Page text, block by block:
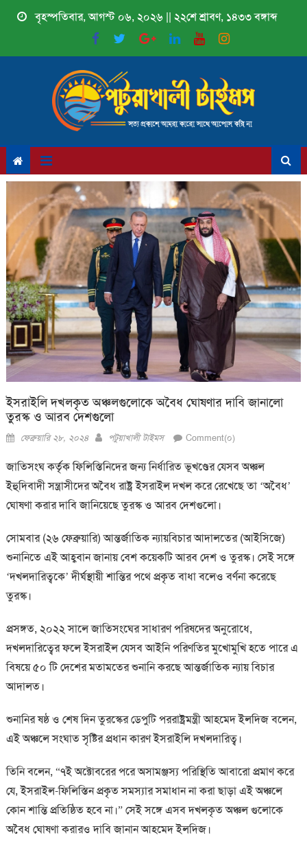
Skip
বৃহস্পতিবার, আগস্ট ০৬, ২০২৬ || ২২শে শ্রাবণ, ১৪৩৩ বঙ্গাব্দ
ইসরাইলি দখলকৃত অঞ্চলগুলোকে অবৈধ ঘোষণার দাবি জানালো
তুরস্ক ও আরব দেশগুলো
Posted
ফেব্রুয়ারি ২৮, ২০২৪ Author
পটুয়াখালী টাইমস Comment(০)
জাতিসংঘ কর্তৃক ফিলিস্তিনিদের জন্য নির্ধারিত ভূখণ্ডের যেসব অঞ্চল
ইহুদিবাদী সন্ত্রাসীদের অবৈধ রাষ্ট্র ইসরাইল দখল করে রেখেছে তা ‘অবৈধ’
ঘোষণা করার দাবি জানিয়েছে তুরস্ক ও আরব দেশগুলো।
সোমবার (২৬ ফেব্রুয়ারি) আন্তর্জাতিক ন্যায়বিচার আদালতের (আইসিজে)
শুনানিতে এই আহ্ববান জানায় বেশ কয়েকটি আরব দেশ ও তুরস্ক। সেই সঙ্গে
‘দখলদারিত্বকে’ দীর্ঘস্থায়ী শান্তির পথে প্রকৃত বাধা বলেও বর্ণনা করেছে
তুরস্ক।
প্রসঙ্গত, ২০২২ সালে জাতিসংঘের সাধারণ পরিষদের অনুরোধে,
দখলদারিত্বের ফলে ইসরাইল যেসব আইনি পরিণতির মুখোমুখি হতে পারে এ
বিষয়ে ৫০ টি দেশের মতামতের শুনানি করছে আন্তর্জাতিক ন্যায় বিচার
আদালত।
শুনানির ষষ্ঠ ও শেষ দিন তুরস্কের ডেপুটি পররাষ্ট্রমন্ত্রী আহমেদ ইলদিজ বলেন,
এই অঞ্চলে সংঘাত সৃষ্টির প্রধান কারণ ইসরাইলি দখলদারিত্ব।
তিনি বলেন, “৭ই অক্টোবরের পরে অসামঞ্জস্য পরিস্থিতি আবারো প্রমাণ করে
যে, ইসরাইল-ফিলিস্তিন প্রকৃত সমস্যার সমাধান না করা ছাড়া এই অঞ্চলে
কোন শান্তি প্রতিষ্ঠিত হবে না।” সেই সঙ্গে এসব দখলকৃত অঞ্চল গুলোকে
অবৈধ ঘোষণা করারও দাবি জানান আহমেদ ইলদিজ।